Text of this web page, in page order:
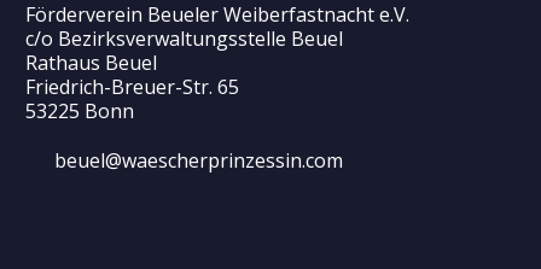
Förderverein Beueler Weiberfastnacht e.V.
c/o Bezirksverwaltungsstelle Beuel
Rathaus Beuel
Friedrich-Breuer-Str. 65
53225 Bonn
beuel@waescherprinzessin.com